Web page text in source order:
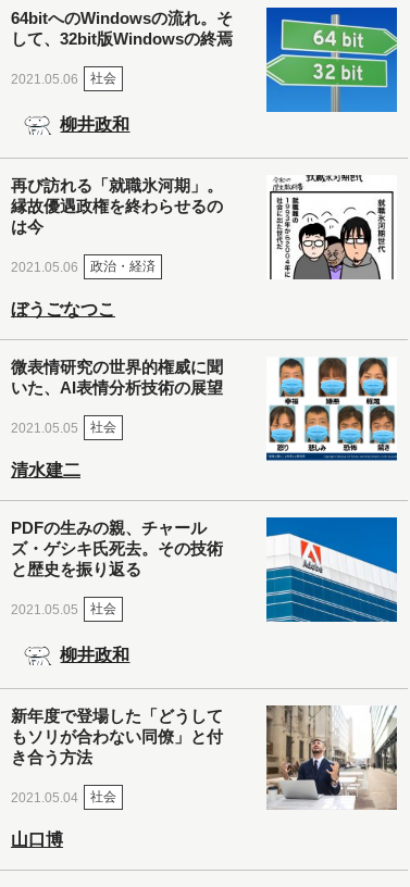
64bitへのWindowsの流れ。そ
して、32bit版Windowsの終焉
2021.05.06 社会
柳井政和
再び訪れる「就職氷河期」。
縁故優遇政権を終わらせるの
は今
2021.05.06 政治・経済
ぼうごなつこ
微表情研究の世界的権威に聞
いた、AI表情分析技術の展望
2021.05.05 社会
清水建二
PDFの生みの親、チャール
ズ・ゲシキ氏死去。その技術
と歴史を振り返る
2021.05.05 社会
柳井政和
新年度で登場した「どうして
もソリが合わない同僚」と付
き合う方法
2021.05.04 社会
山口博